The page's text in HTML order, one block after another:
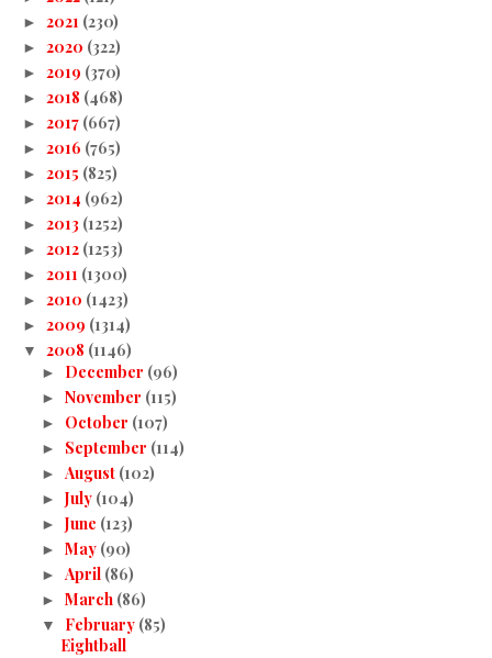
► 2021 (230)
► 2020 (322)
► 2019 (370)
► 2018 (468)
► 2017 (667)
► 2016 (765)
► 2015 (825)
► 2014 (962)
► 2013 (1252)
► 2012 (1253)
► 2011 (1300)
► 2010 (1423)
► 2009 (1314)
▼ 2008 (1146)
► December (96)
► November (115)
► October (107)
► September (114)
► August (102)
► July (104)
► June (123)
► May (90)
► April (86)
► March (86)
▼ February (85)
Eightball